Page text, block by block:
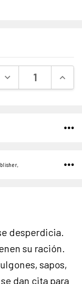
DECREASE
desperdicia.
su ración.
sapos,
dan cita para